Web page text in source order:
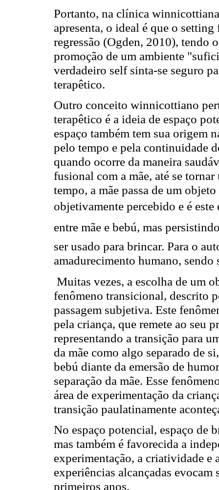
Portanto, na clínica
apresenta, o ideal é que o
regressão (Ogden, 2010), tendo
promoção de um ambiente
verdadeiro self sinta-se seguro
terapêtico.
Outro conceito winnicottiano
terapêtico é a ideia de espaço
espaço também tem sua origem
pelo tempo e pela continuidade
quando ocorre da maneira
fusional com a mãe, até se
tempo, a mãe passa de um
objetivamente percebido e é
entre mãe e bebú, mas
ser usado para brincar. Para o
amadurecimento humano,
Muitas vezes, a escolha de um
fenômeno transicional, descrito
passagem subjetiva. Este
pela criança, que remete ao seu
representando a transição para
da mãe como algo separado de
bebú diante da emersão de
separação da mãe. Esse
área de experimentação da
transição paulatinamente
No espaço potencial, espaço de
mas também é favorecida a
experimentação, a criatividade e
experiências alcançadas
primeiros anos.